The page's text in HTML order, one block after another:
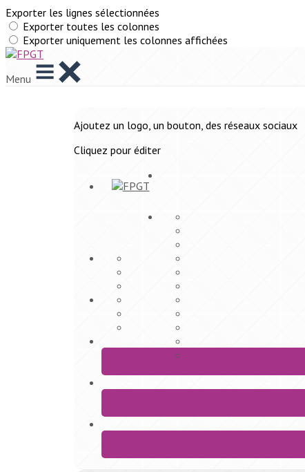
Exporter les lignes sélectionnées
Exporter toutes les colonnes
Exporter uniquement les colonnes affichées
Menu
Ajoutez un logo, un bouton, des réseaux sociaux
Cliquez pour éditer